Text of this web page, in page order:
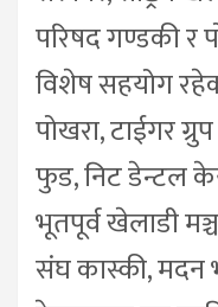
परिषद गण्डकी र
विशेष सहयोग
पोखरा, टाईगर
फुड, निट डेन्टल
भूतपूर्व खेलाडी
संघ कास्की, मदन